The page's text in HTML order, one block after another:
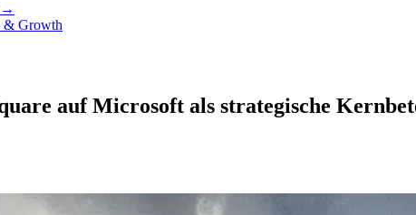
→
& Growth
auf Microsoft als strategische